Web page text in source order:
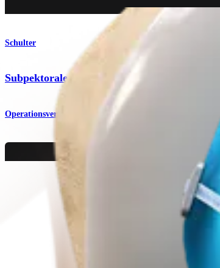
Schulter
Subpektorale BicepsButton™-Tenodesetechnik
Operationsverfahren